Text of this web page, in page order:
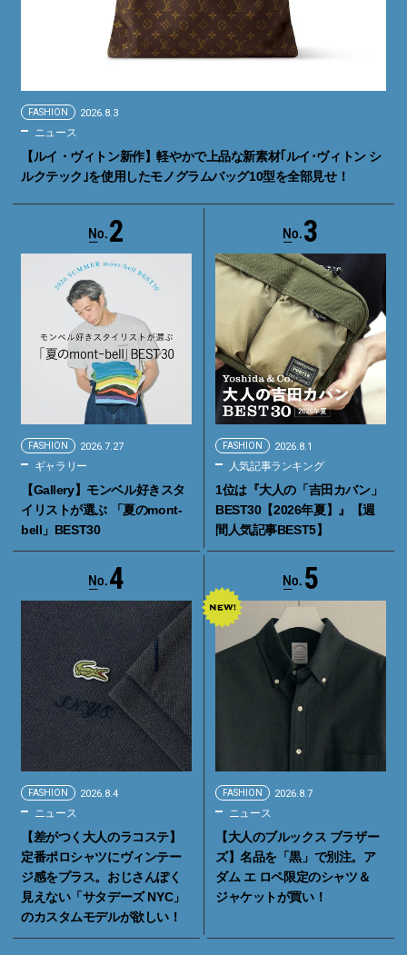
FASHION 2026.8.3
ニュース
【ルイ・ヴィトン新作】軽やかで上品な新素材｢ルイ･ヴィトン シ
ルクテック｣を使用したモノグラムバッグ10型を全部見せ！
2
FASHION 2026.7.27
ギャラリー
【Gallery】モンベル好きスタ
イリストが選ぶ 「夏のmont-
bell」BEST30
3
FASHION 2026.8.1
人気記事ランキング
1位は『大人の「吉田カバン」
BEST30【2026年夏】』【週
間人気記事BEST5】
4
FASHION 2026.8.4
ニュース
【差がつく大人のラコステ】
定番ポロシャツにヴィンテー
ジ感をプラス。おじさんぽく
見えない「サタデーズ NYC」
のカスタムモデルが欲しい！
5
FASHION 2026.8.7
ニュース
【大人のブルックス ブラザー
ズ】名品を「黒」で別注。ア
ダム エ ロペ限定のシャツ＆
ジャケットが買い！